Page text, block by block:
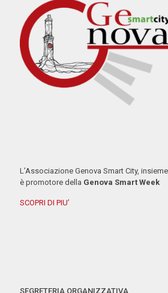
L’Associazione Genova Smart City,
è promotore della Genova Smart Week
SCOPRI DI PIU’
SEGRETERIA ORGANIZZATIVA